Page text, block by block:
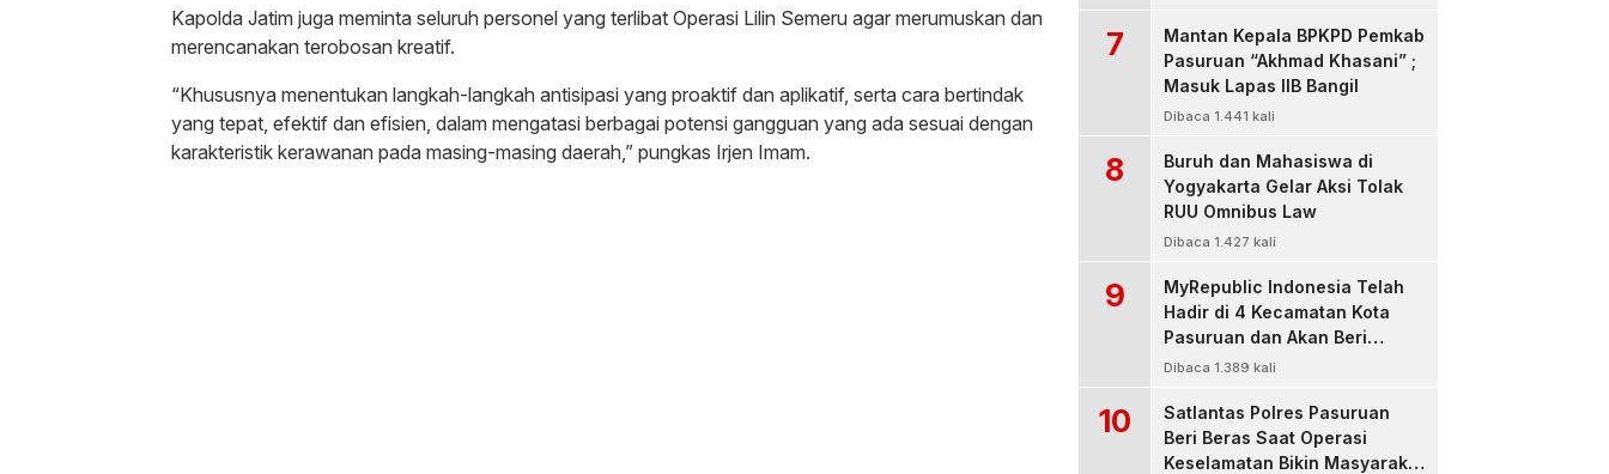
Kapolda Jatim juga meminta seluruh personel yang terlibat Operasi Lilin Semeru agar merumuskan dan
merencanakan terobosan kreatif.
“Khususnya menentukan langkah-langkah antisipasi yang proaktif dan aplikatif, serta cara bertindak
yang tepat, efektif dan efisien, dalam mengatasi berbagai potensi gangguan yang ada sesuai dengan
karakteristik kerawanan pada masing-masing daerah,” pungkas Irjen Imam.
7
Mantan Kepala BPKPD Pemkab
Pasuruan “Akhmad Khasani” ;
Masuk Lapas IIB Bangil
Dibaca 1.441 kali
8
Buruh dan Mahasiswa di
Yogyakarta Gelar Aksi Tolak
RUU Omnibus Law
Dibaca 1.427 kali
9
MyRepublic Indonesia Telah
Hadir di 4 Kecamatan Kota
Pasuruan dan Akan Beri
Pelayanan Terbaik Untuk
Dibaca 1.389 kali
10
Satlantas Polres Pasuruan
Beri Beras Saat Operasi
Keselamatan Bikin Masyarakat